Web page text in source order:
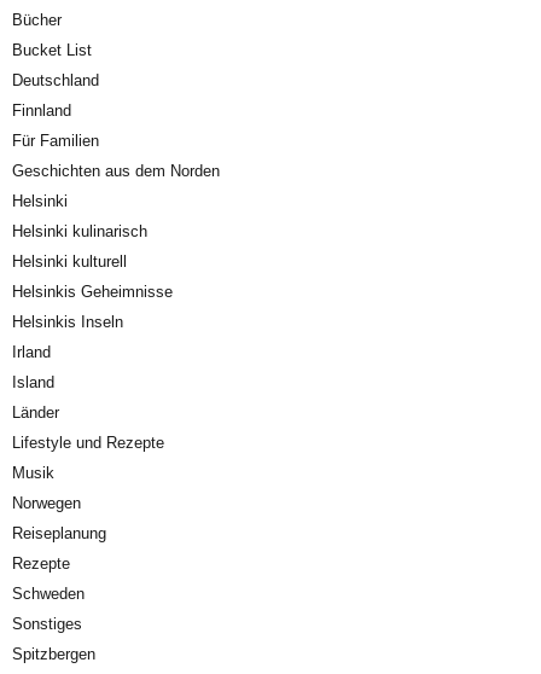
Bücher
Bucket List
Deutschland
Finnland
Für Familien
Geschichten aus dem Norden
Helsinki
Helsinki kulinarisch
Helsinki kulturell
Helsinkis Geheimnisse
Helsinkis Inseln
Irland
Island
Länder
Lifestyle und Rezepte
Musik
Norwegen
Reiseplanung
Rezepte
Schweden
Sonstiges
Spitzbergen